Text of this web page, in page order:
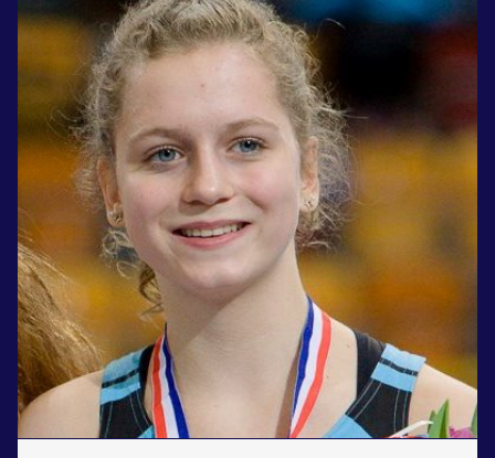
Zet een personal record
in onze gym
Fitness
Updates
Atleten
Vereniging
Contact